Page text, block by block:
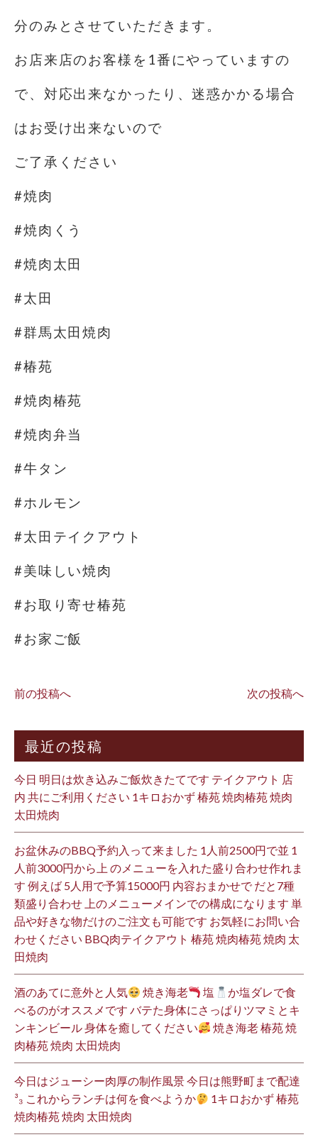
分のみとさせていただきます。
お店来店のお客様を1番にやっていますの
で、対応出来なかったり、迷惑かかる場合
はお受け出来ないので
ご了承ください
#焼肉
#焼肉くう
#焼肉太田
#太田
#群馬太田焼肉
#椿苑
#焼肉椿苑
#焼肉弁当
#牛タン
#ホルモン
#太田テイクアウト
#美味しい焼肉
#お取り寄せ椿苑
#お家ご飯
前の投稿へ 次の投稿へ
最近の投稿
今日 明日は炊き込みご飯炊きたてです テイクアウト 店
内 共にご利用ください 1キロおかず 椿苑 焼肉椿苑 焼肉
太田焼肉
お盆休みのBBQ予約入って来ました 1人前2500円で並 1
人前3000円から上 のメニューを入れた盛り合わせ作れま
す 例えば 5人用で予算15000円 内容おまかせで だと7種
類盛り合わせ 上のメニューメインでの構成になります 単
品や好きな物だけのご注文も可能です お気軽にお問い合
わせください BBQ肉テイクアウト 椿苑 焼肉椿苑 焼肉 太
田焼肉
酒のあてに意外と人気 焼き海老 塩
か塩ダレで食
べるのがオススメです バテた身体にさっぱりツマミとキ
ンキンビール 身体を癒してください
焼き海老 椿苑 焼
肉椿苑 焼肉 太田焼肉
今日はジューシー肉厚の制作風景 今日は熊野町まで配達
³₃ これからランチは何を食べようか
1キロおかず 椿苑
焼肉椿苑 焼肉 太田焼肉